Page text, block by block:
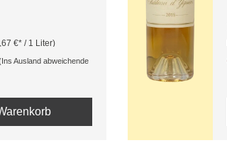
€* / 1 Liter)
Ausland abweichende